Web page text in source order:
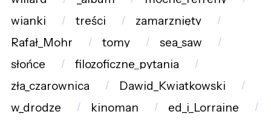
wianki
treści
zamarznięty
Rafał_Mohr
tomy
sea_saw
słońce
filozoficzne_pytania
zła_czarownica
Dawid_Kwiatkowski
w_drodze
kinoman
ed_i_Lorraine